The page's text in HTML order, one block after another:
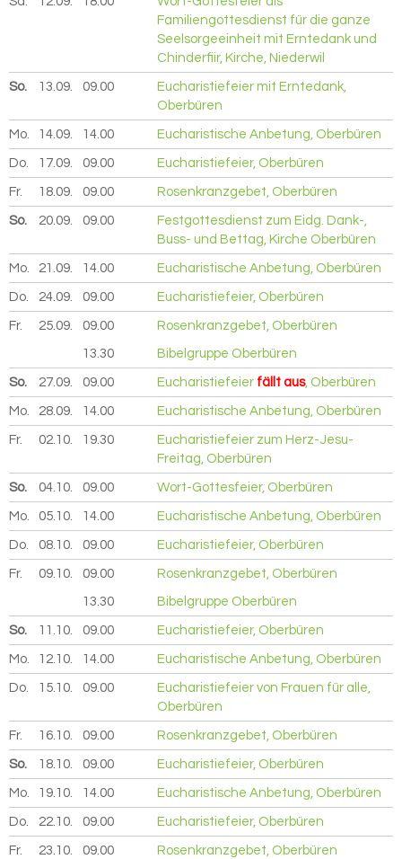
Familiengottesdienst für die ganze
Seelsorgeeinheit mit Erntedank und
Chinderfiir, Kirche, Niederwil
So. 13.09. 2026
09.00
Eucharistiefeier mit Erntedank,
Oberbüren
Mo. 14.09. 2026
14.00 Eucharistische Anbetung, Oberbüren
Do. 17.09. 2026
09.00 Eucharistiefeier, Oberbüren
Fr. 18.09. 2026
09.00 Rosenkranzgebet, Oberbüren
So. 20.09. 2026
09.00
Festgottesdienst zum Eidg. Dank-,
Buss- und Bettag, Kirche Oberbüren
Mo. 21.09. 2026
14.00 Eucharistische Anbetung, Oberbüren
Do. 24.09. 2026
09.00 Eucharistiefeier, Oberbüren
Fr. 25.09. 2026
09.00 Rosenkranzgebet, Oberbüren
13.30 Bibelgruppe Oberbüren
So. 27.09. 2026
09.00 Eucharistiefeier fällt aus, Oberbüren
Mo. 28.09. 2026
14.00 Eucharistische Anbetung, Oberbüren
Fr. 02.10. 2026
19.30
Eucharistiefeier zum Herz-Jesu-
Freitag, Oberbüren
So. 04.10. 2026
09.00 Wort-Gottesfeier, Oberbüren
Mo. 05.10. 2026
14.00 Eucharistische Anbetung, Oberbüren
Do. 08.10. 2026
09.00 Eucharistiefeier, Oberbüren
Fr. 09.10. 2026
09.00 Rosenkranzgebet, Oberbüren
13.30 Bibelgruppe Oberbüren
So. 11.10. 2026
09.00 Eucharistiefeier, Oberbüren
Mo. 12.10. 2026
14.00 Eucharistische Anbetung, Oberbüren
Do. 15.10. 2026
09.00
Eucharistiefeier von Frauen für alle,
Oberbüren
Fr. 16.10. 2026
09.00 Rosenkranzgebet, Oberbüren
So. 18.10. 2026
09.00 Eucharistiefeier, Oberbüren
Mo. 19.10. 2026
14.00 Eucharistische Anbetung, Oberbüren
Do. 22.10. 2026
09.00 Eucharistiefeier, Oberbüren
Fr. 23.10. 2026
09.00 Rosenkranzgebet, Oberbüren